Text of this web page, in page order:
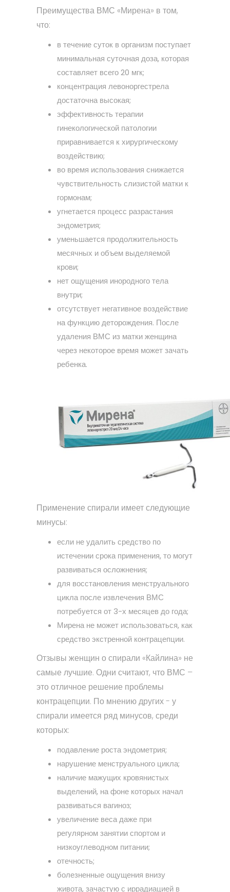
Преимущества ВМС «Мирена» в том,
что:
в течение суток в организм поступает
минимальная суточная доза, которая
составляет всего 20 мгк;
концентрация левоноргестрела
достаточна высокая;
эффективность терапии
гинекологической патологии
приравнивается к хирургическому
воздействию;
во время использования снижается
чувствительность слизистой матки к
гормонам;
угнетается процесс разрастания
эндометрия;
уменьшается продолжительность
месячных и объем выделяемой
крови;
нет ощущения инородного тела
внутри;
отсутствует негативное воздействие
на функцию деторождения. После
удаления ВМС из матки женщина
через некоторое время может зачать
ребенка.
Применение спирали имеет следующие
минусы:
если не удалить средство по
истечении срока применения, то могут
развиваться осложнения;
для восстановления менструального
цикла после извлечения ВМС
потребуется от 3-х месяцев до года;
Мирена не может использоваться, как
средство экстренной контрацепции.
Отзывы женщин о спирали «Кайлина» не
самые лучшие. Одни считают, что ВМС –
это отличное решение проблемы
контрацепции. По мнению других - у
спирали имеется ряд минусов, среди
которых:
подавление роста эндометрия;
нарушение менструального цикла;
наличие мажущих кровянистых
выделений, на фоне которых начал
развиваться вагиноз;
увеличение веса даже при
регулярном занятии спортом и
низкоуглеводном питании;
отечность;
болезненные ощущения внизу
живота, зачастую с иррадиацией в